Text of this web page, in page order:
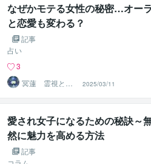
なぜかモテる女性の秘密…オー
と恋愛も変わる？
記事
占い
3
冥蓮 霊視と祈
祷の占術師
2025/03/11
愛され女子になるための秘訣～
然に魅力を高める方法
記事